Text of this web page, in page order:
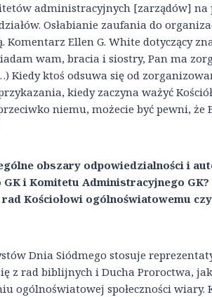
administracyjnych [zarządów] na
Osłabianie zaufania do
Komentarz Ellen G. White dotyczący
wam, bracia i siostry, Pan ma
Kiedy ktoś odsuwa się od
kiedy zaczyna ważyć
niemu, możecie być pewni,
obszary odpowiedzialności i
GK i Komitetu Administracyjnego
Kościołowi ogólnoświatowemu
Dnia Siódmego stosuje
z rad biblijnych i Ducha Proroctwa,
ogólnoświatowej społeczności wiary.